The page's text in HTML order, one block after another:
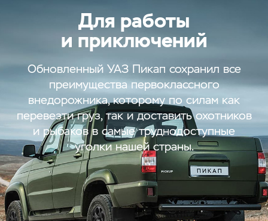
Для работы
и приключений
Обновленный УАЗ Пикап сохранил все
преимущества первоклассного
внедорожника, которому по силам как
перевезти груз, так и доставить охотников
и рыбаков в самые труднодоступные
уголки нашей страны.